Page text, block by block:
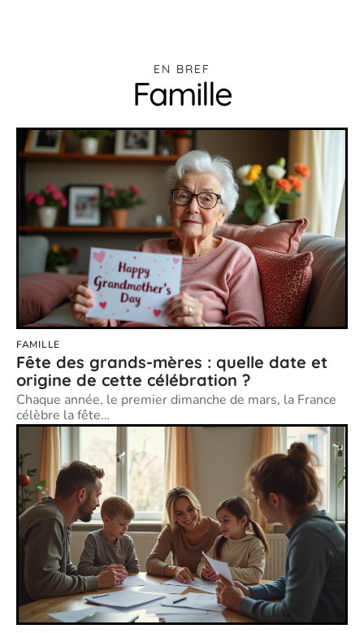
EN BREF
Famille
FAMILLE
Fête des grands-mères : quelle date et
origine de cette célébration ?
Chaque année, le premier dimanche de mars, la France
célèbre la fête…